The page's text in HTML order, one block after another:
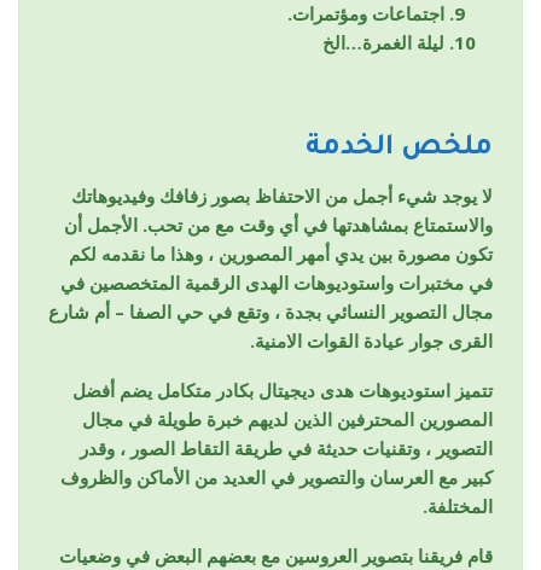
اجتماعات ومؤتمرات.
ليلة الغمرة…الخ
ملخص الخدمة
لا يوجد شيء أجمل من الاحتفاظ بصور زفافك وفيديوهاتك
والاستمتاع بمشاهدتها في أي وقت مع من تحب. الأجمل أن
تكون مصورة بين يدي أمهر المصورين ، وهذا ما نقدمه لكم
في مختبرات واستوديوهات الهدى الرقمية المتخصصين في
مجال التصوير النسائي بجدة ، وتقع في حي الصفا – أم شارع
القرى جوار عيادة القوات الامنية.
تتميز استوديوهات هدى ديجيتال بكادر متكامل يضم أفضل
المصورين المحترفين الذين لديهم خبرة طويلة في مجال
التصوير ، وتقنيات حديثة في طريقة التقاط الصور ، وقدر
كبير مع العرسان والتصوير في العديد من الأماكن والظروف
المختلفة.
قام فريقنا بتصوير العروسين مع بعضهم البعض في وضعيات